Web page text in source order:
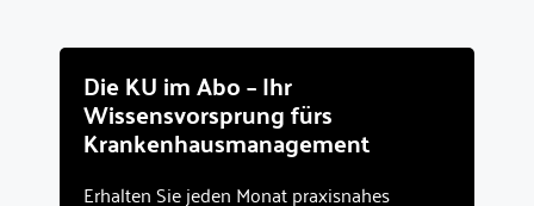
Die KU im Abo – Ihr
Wissensvorsprung fürs
Krankenhausmanagement
Erhalten Sie jeden Monat praxisnahes